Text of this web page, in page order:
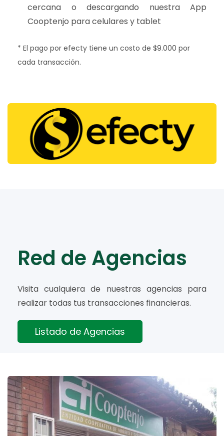
cercana o descargando nuestra App
Cooptenjo para celulares y tablet
* El pago por efecty tiene un costo de $9.000 por
cada transacción.
​Red de Agencias
Visita cualquiera de nuestras agencias para
realizar todas tus transacciones financieras.
Listado de Agencias